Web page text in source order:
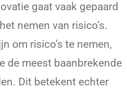
gaat vaak gepaard
nemen van risico’s.
om risico’s te nemen,
de meest baanbrekende
Dit betekent echter